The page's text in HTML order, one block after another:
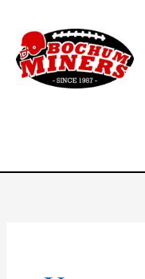
Inhalt
springen